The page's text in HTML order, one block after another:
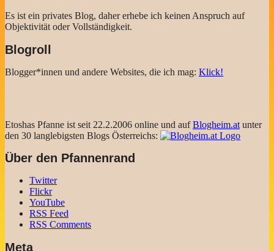
Es ist ein privates Blog, daher erhebe ich keinen Anspruch auf
Objektivität oder Vollständigkeit.
Blogroll
Blogger*innen und andere Websites, die ich mag: Klick!
Etoshas Pfanne ist seit 22.2.2006 online und aufBlogheim.at unter
den 30 langlebigsten Blogs Österreichs:
Über den Pfannenrand
Twitter
Flickr
YouTube
RSS Feed
RSS Comments
Meta